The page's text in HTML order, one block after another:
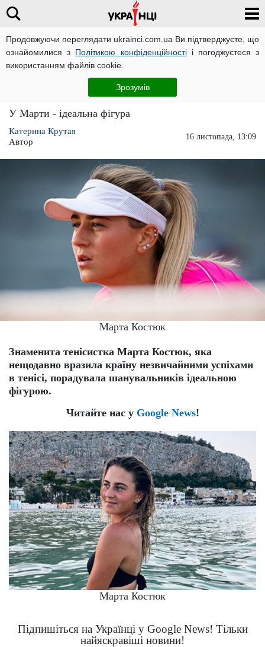
Продовжуючи переглядати ukrainci.com.ua Ви підтверджуєте, що
ознайомилися з Політикою конфіденційностіі погоджуєтеся з
використанням файлів cookie.
Зрозумів
Розваги
Українська тенісистка Марта Костюк
похвалилася пружним горіхом
У Марти - ідеальна фігура
Катерина Крутая
Автор
16 листопада, 13:09
Марта Костюк
Знаменита тенісистка Марта Костюк, яка
нещодавно вразила країну незвичайними успіхами
в тенісі, порадувала шанувальників ідеальною
фігурою.
Читайте нас у Google News!
Марта Костюк
Підпишіться на Українці у Google News! Тільки
найяскравіші новини!